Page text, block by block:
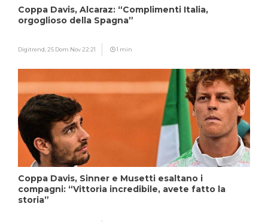
Coppa Davis, Alcaraz: “Complimenti Italia,
orgoglioso della Spagna”
Digitrend, 25 Dom Nov 22:21 1 min
Coppa Davis, Sinner e Musetti esaltano i
compagni: “Vittoria incredibile, avete fatto la
storia”